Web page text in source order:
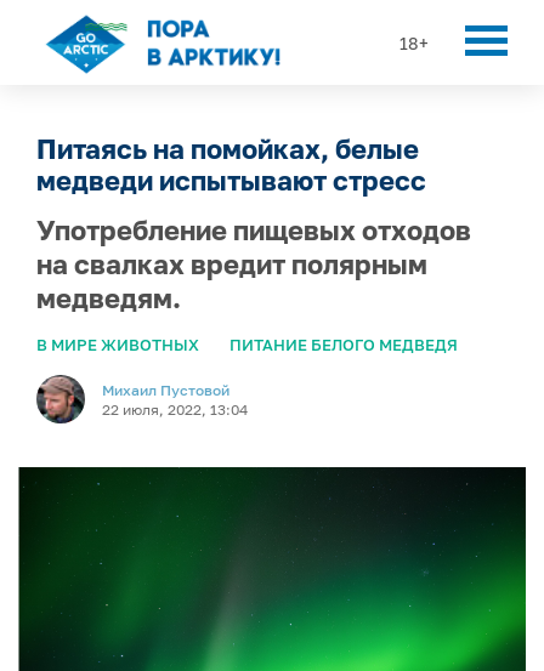
18+
Питаясь на помойках, белые
медведи испытывают стресс
Употребление пищевых отходов
на свалках вредит полярным
медведям.
В МИРЕ ЖИВОТНЫХ ПИТАНИЕ БЕЛОГО МЕДВЕДЯ
Михаил Пустовой
22 июля, 2022, 13:04